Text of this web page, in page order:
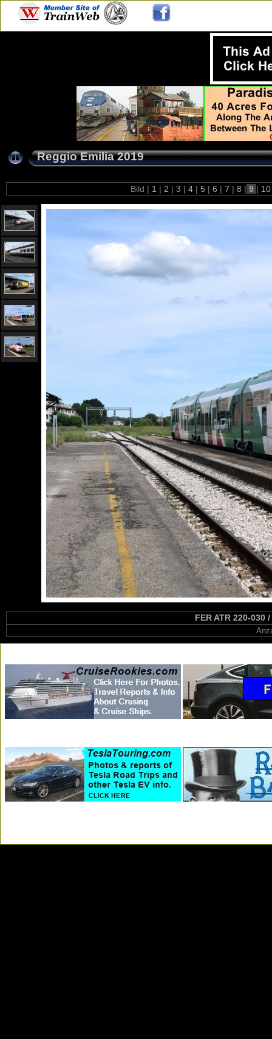
Reggio Emilia 2019
Bild | 1 | 2 | 3 | 4 | 5 | 6 | 7 | 8 | 9 |
FER ATR 220-030